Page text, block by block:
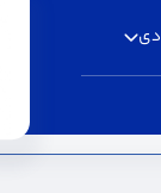
در